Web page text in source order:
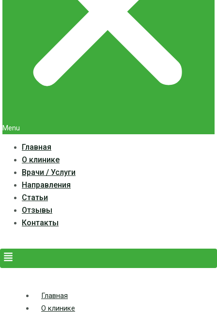
Menu
Главная
О клинике
Врачи / Услуги
Направления
Статьи
Отзывы
Контакты
Главная
О клинике